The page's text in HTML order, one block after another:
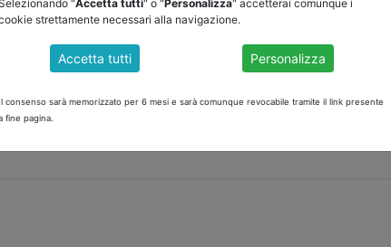
ED A STATUTO SPECIALE. PRIMO
DI EURO, PER IL RISTORO PARZIALE DELLE
DI SOGGIORNO E DEI CONTRIBUTI DI SBARCO
DEL COVID-19
it/
"Accetta tutti" o "Personalizza" accetterai comunque i
strettamente necessari alla navigazione.
Accetta tutti Personalizza
consenso sarà memorizzato per 6 mesi e sarà comunque revocabile tramite il link presente
fine pagina.